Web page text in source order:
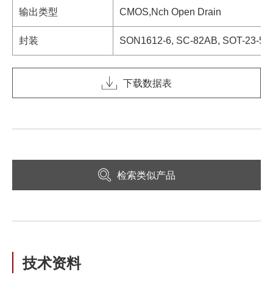
输出类型 CMOS,Nch Open Drain
封装 SON1612-6, SC-82AB, SOT-23-5
下载数据表
检索类似产品
技术资料